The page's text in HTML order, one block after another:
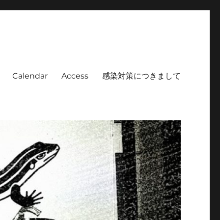
Calendar Access 感染対策につきまして